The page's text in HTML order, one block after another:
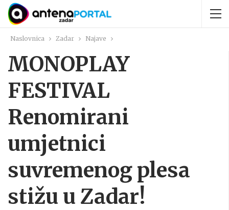
Naslovnica Zadar Najave
MONOPLAY
FESTIVAL
Renomirani
umjetnici
suvremenog plesa
stižu u Zadar!